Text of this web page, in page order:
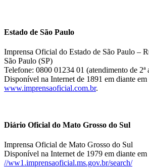
Estado de São Paulo
Imprensa Oficial do Estado de São Paulo –
São Paulo (SP)
Telefone: 0800 01234 01 (atendimento de 2ª
Disponível na Internet de 1891 em diante em
www.imprensaoficial.com.br.
Diário Oficial do Mato Grosso do Sul
Imprensa Oficial de Mato Grosso do Sul
Disponível na Internet de 1979 em diante em
//ww1.imprensaoficial.ms.gov.br/search/